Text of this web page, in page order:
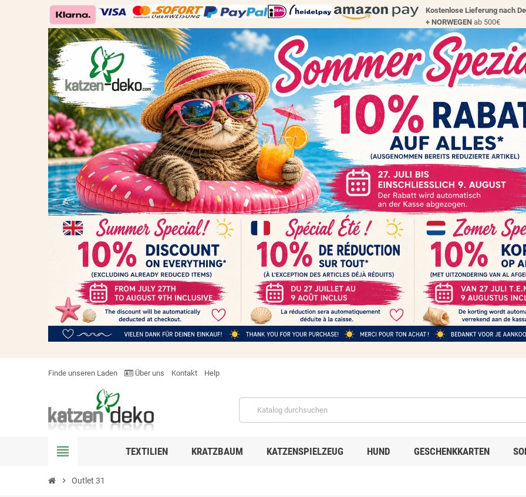
Kostenlose Lieferung nach
+ NORWEGEN ab 500€
Finde unseren Laden Über uns Kontakt Help
view_headline TEXTILIEN KRATZBAUM KATZENSPIELZEUG HUND GESCHENKKARTEN
chevron_right Outlet 31